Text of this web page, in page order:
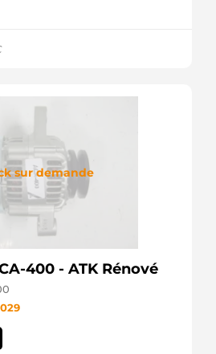
sur demande
400 - ATK Rénové